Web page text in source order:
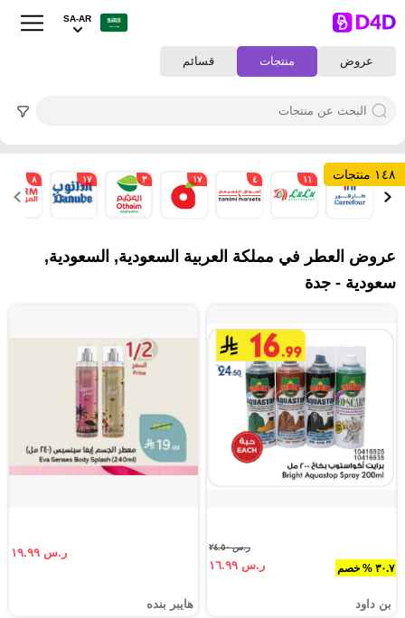
عروض منتجات قسائم
SA-AR
١٤٨ منتجات ٤ ١١ ٤ ١٧ ٣ ١٧ ٨
عروض العطر في مملكة العربية السعودية, السعودية,
سعودية - جدة
٣٠.٧ % خصم
ر.س ٢٤.٥٠
ر.س ١٦.٩٩
بن داود
ر.س ١٩.٩٩
هايبر بنده